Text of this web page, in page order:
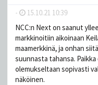
- 15.10.21 10:39
NCC:n Next on saanut
markkinoitiin aikoinaan
maamerkkinä, ja onhan
suunnasta tahansa.
olemukseltaan sopivasti
näköinen.